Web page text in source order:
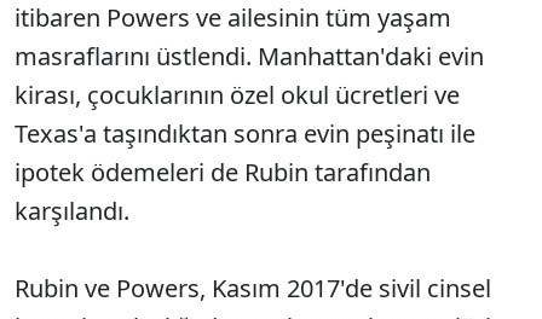
itibaren Powers ve ailesinin tüm yaşam
masraflarını üstlendi. Manhattan'daki evin
kirası, çocuklarının özel okul ücretleri ve
Texas'a taşındıktan sonra evin peşinatı ile
ipotek ödemeleri de Rubin tarafından
karşılandı.
Rubin ve Powers, Kasım 2017'de sivil cinsel